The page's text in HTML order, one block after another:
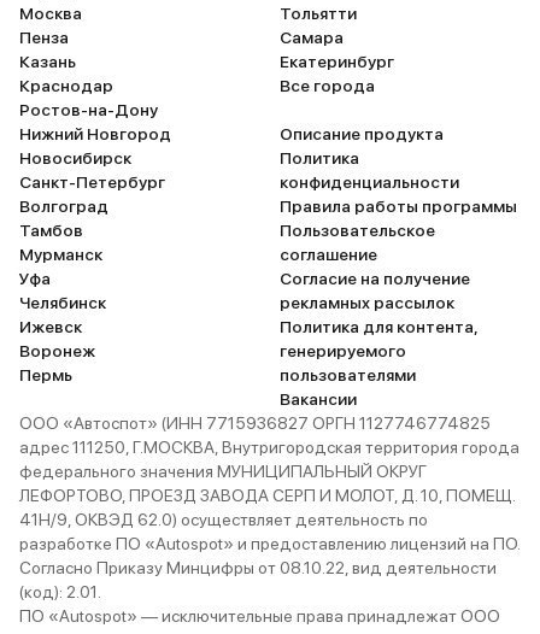
Москва
Пенза
Казань
Краснодар
Ростов-на-Дону
Нижний Новгород
Новосибирск
Санкт-Петербург
Волгоград
Тамбов
Мурманск
Уфа
Челябинск
Ижевск
Воронеж
Пермь
Тольятти
Самара
Екатеринбург
Все города
Описание продукта
Политика
конфиденциальности
Правила работы программы
Пользовательское
соглашение
Согласие на получение
рекламных рассылок
Политика для контента,
генерируемого
пользователями
Вакансии
ООО «Автоспот» (ИНН 7715936827 ОРГН 1127746774825
адрес 111250, Г.МОСКВА, Внутригородская территория города
федерального значения МУНИЦИПАЛЬНЫЙ ОКРУГ
ЛЕФОРТОВО, ПРОЕЗД ЗАВОДА СЕРП И МОЛОТ, Д. 10, ПОМЕЩ.
41Н/9, ОКВЭД 62.0) осуществляет деятельность по
разработке ПО «Autospot» и предоставлению лицензий на ПО.
Согласно Приказу Минцифры от 08.10.22, вид деятельности
(код): 2.01.
ПО «Autospot» — исключительные права принадлежат ООО